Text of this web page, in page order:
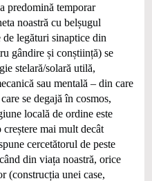
predomină temporar
noastră cu belșugul
legături sinaptice din
gândire și conștiință) se
stelară/solară utilă,
sau mentală – din care
se degajă în cosmos,
locală de ordine este
creștere mai mult decât
cercetătorul de peste
din viața noastră, orice
(construcția unei case,